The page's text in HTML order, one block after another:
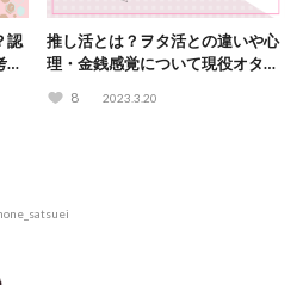
認
察
推し活とは？ヲタ活との違いや心
理・金銭感覚について現役オタク
8 2023.3.20